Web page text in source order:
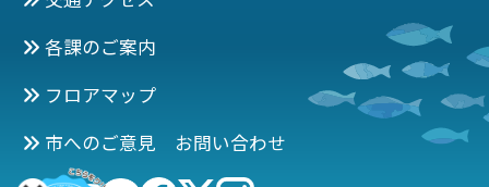
各課のご案内
フロアマップ
市へのご意見 お問い合わせ